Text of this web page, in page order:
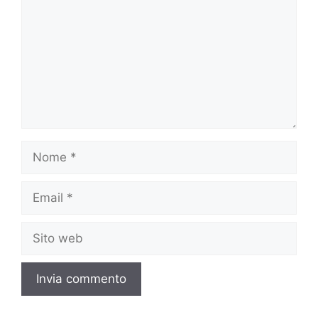
Nome
Email
Sito
web